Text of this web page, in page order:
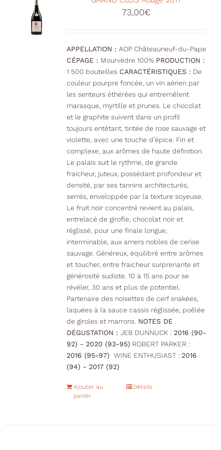
73,00€
APPELLATION : AOP Châteauneuf-du-Pape
CÉPAGE : Mourvèdre 100% PRODUCTION :
1 500 bouteilles CARACTÉRISTIQUES : De
couleur pourpre foncée, un vin aérien par
les senteurs éthérées qui entremêlent
marasque, myrtille et prunes. Le chocolat
et le graphite suivent dans un profil
toujours entêtant, tintée de rose sauvage et
violette, avec une touche d’épice. Fin et
complexe, aux arômes de haute définition.
Le palais suit le rythme, de grande
fraicheur, juteux, possédant profondeur et
densité, par ses tannins architecturés,
serrés, enveloppée par la texture soyeuse.
Le fruit noir concentré revient au palais,
entrelacé de girofle, chocolat noir et
réglissé, pour une finale longue,
interminable, aux amers nobles de cerise
sauvage. Généreux, équilibré entre arômes
et toucher, entre fraicheur surprenante et
générosité sudiste. 10 à 15 ans pour se
révéler, 30 ans et plus de potentiel.
Partenaire des noisettes de cerf snakées,
laquées à la sauce cassis réglissée, poêlée
de giroles et marrons. NOTES DE
DÉGUSTATION : JEB DUNNUCK : 2016 (90-
92) - 2020 (93-95) ROBERT PARKER :
2016 (95-97)
WINE ENTHUSIAST : 2016
(94) - 2017 (92)
Ajouter au
panier
Détails